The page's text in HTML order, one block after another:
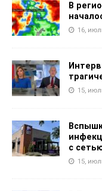
В
16,
15,
с
15,